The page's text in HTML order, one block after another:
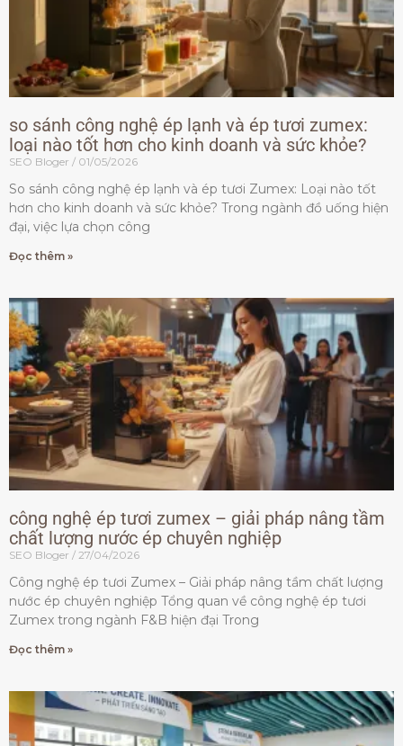
so sánh công nghệ ép lạnh và ép tươi zumex:
loại nào tốt hơn cho kinh doanh và sức khỏe?
SEO Bloger 01/05/2026
So sánh công nghệ ép lạnh và ép tươi Zumex: Loại nào tốt
hơn cho kinh doanh và sức khỏe? Trong ngành đồ uống hiện
đại, việc lựa chọn công
Đọc thêm »
công nghệ ép tươi zumex – giải pháp nâng tầm
chất lượng nước ép chuyên nghiệp
SEO Bloger 27/04/2026
Công nghệ ép tươi Zumex – Giải pháp nâng tầm chất lượng
nước ép chuyên nghiệp Tổng quan về công nghệ ép tươi
Zumex trong ngành F&B hiện đại Trong
Đọc thêm »